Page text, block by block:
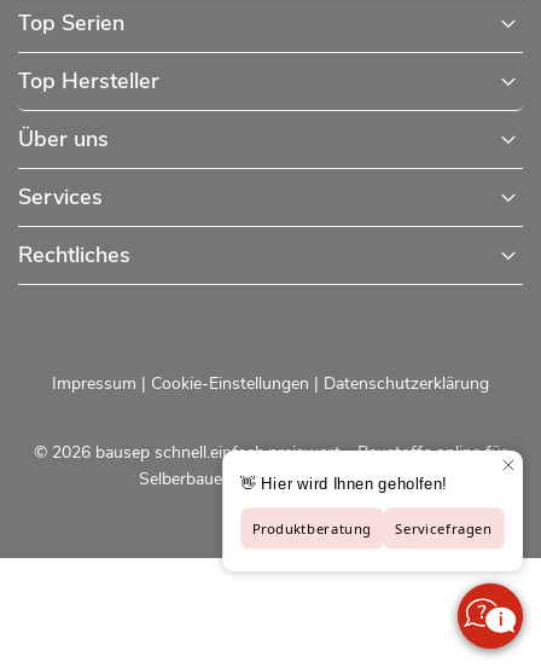
Top Serien
Top Hersteller
Über uns
Services
Rechtliches
© 2026 bausep schnell.einfach.preiswert - Baustoffe online für
Selberbauer und Profis |bausep.de
Impressum | Cookie-Einstellungen | Datenschutzerklärung